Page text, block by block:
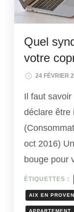
Quel
votre
24 FÉVRIER
Il faut savoir
déclare être
oct 2016)
bouge pour
ÉTIQUETTES :
AIX EN
APPARTEMENT